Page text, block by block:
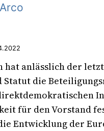
hat anlässlich der
Statut die
für den Vorstand
Entwicklung der